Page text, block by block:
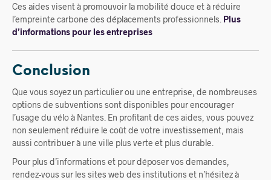
Ces aides visent à promouvoir la mobilité douce et à réduire
l’empreinte carbone des déplacements professionnels. Plus
d’informations pour les entreprises
Conclusion
Que vous soyez un particulier ou une entreprise, de nombreuses
options de subventions sont disponibles pour encourager
l’usage du vélo à Nantes. En profitant de ces aides, vous pouvez
non seulement réduire le coût de votre investissement, mais
aussi contribuer à une ville plus verte et plus durable.
Pour plus d’informations et pour déposer vos demandes,
rendez-vous sur les sites web des institutions et n’hésitez à